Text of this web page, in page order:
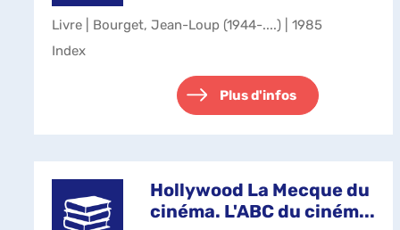
Livre | Bourget, Jean-Loup (1944-....) | 1985
Index
Plus d'infos
Hollywood La Mecque du
cinéma. L'ABC du ciném...